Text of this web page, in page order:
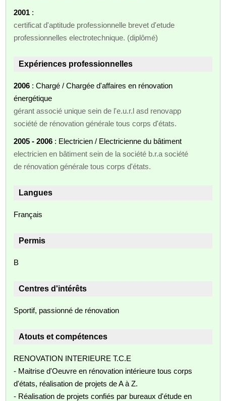
2001 :
certificat d'aptitude professionnelle brevet d'etude
professionnelles electrotechnique. (diplômé)
Expériences professionnelles
2006 : Chargé / Chargée d'affaires en rénovation
énergétique
gérant associé unique sein de l'e.u.r.l asd renovapp
société de rénovation générale tous corps d'états.
2005 - 2006 : Electricien / Electricienne du bâtiment
electricien en bâtiment sein de la société b.r.a société
de rénovation générale tous corps d'états.
Langues
Français
Permis
B
Centres d'intérêts
Sportif, passionné de rénovation
Atouts et compétences
RENOVATION INTERIEURE T.C.E
- Maitrise d'Oeuvre en rénovation intérieure tous corps
d'états, réalisation de projets de A à Z.
- Réalisation de projets confiés par bureaux d'étude en